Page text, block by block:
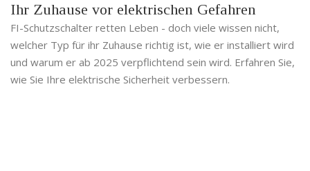
Ihr Zuhause vor elektrischen Gefahren
FI-Schutzschalter retten Leben - doch viele wissen nicht,
welcher Typ für ihr Zuhause richtig ist, wie er installiert wird
und warum er ab 2025 verpflichtend sein wird. Erfahren Sie,
wie Sie Ihre elektrische Sicherheit verbessern.